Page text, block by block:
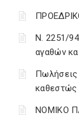
Ν. 2251/
αγαθών
Πωλήσεις
ΝΟΜΙΚΟ